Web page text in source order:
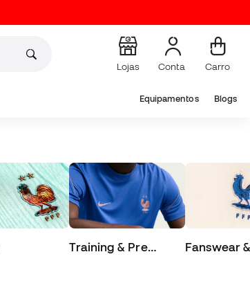
Lojas Conta Carro
Equipamentos Blogs
Training & Pre
Fanswear